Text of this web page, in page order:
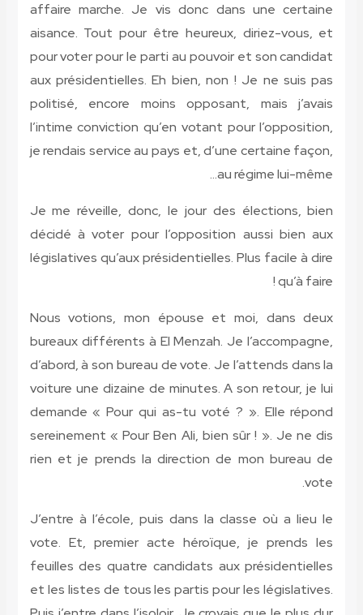
affaire
aisance.
pour
aux
politisé,
l’intime
je rendais
Je me
décidé à
Nous
bureaux
d’abord,
voiture
demande
rien et je
J’entre à
vote. Et,
feuilles
et les